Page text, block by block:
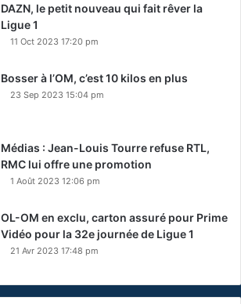
DAZN, le petit nouveau qui fait rêver la
Ligue 1
11 Oct 2023 17:20 pm
Bosser à l’OM, c’est 10 kilos en plus
23 Sep 2023 15:04 pm
Médias : Jean-Louis Tourre refuse RTL,
RMC lui offre une promotion
1 Août 2023 12:06 pm
OL-OM en exclu, carton assuré pour Prime
Vidéo pour la 32e journée de Ligue 1
21 Avr 2023 17:48 pm